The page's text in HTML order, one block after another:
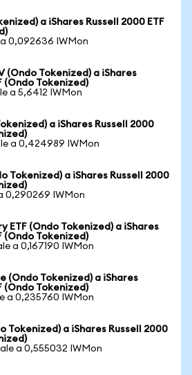
a iShares Russell 2000 ETF
a 0,092636 IWMon
(Ondo Tokenized) a iShares
(Ondo Tokenized)
a 5,6412 IWMon
a iShares Russell 2000
a 0,424989 IWMon
Tokenized) a iShares Russell 2000
0,290269 IWMon
ETF (Ondo Tokenized) a iShares
(Ondo Tokenized)
a 0,167190 IWMon
(Ondo Tokenized) a iShares
(Ondo Tokenized)
a 0,235760 IWMon
Tokenized) a iShares Russell 2000
a 0,555032 IWMon